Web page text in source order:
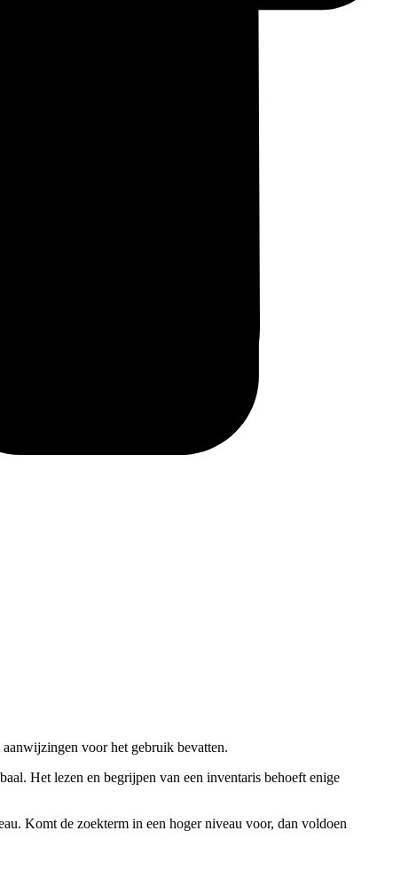
voor het gebruik bevatten.
Het lezen en begrijpen van een inventaris behoeft enige
Komt de zoekterm in een hoger niveau voor, dan voldoen